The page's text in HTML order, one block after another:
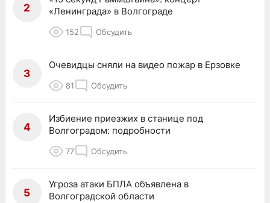
2
«Ленинграда» в Волгограде
152 Обсудить
3
Очевидцы сняли на видео пожар в Ерзовке
81 Обсудить
4
Избиение приезжих в станице под
Волгоградом: подробности
77 Обсудить
5
Угроза атаки БПЛА объявлена в
Волгоградской области